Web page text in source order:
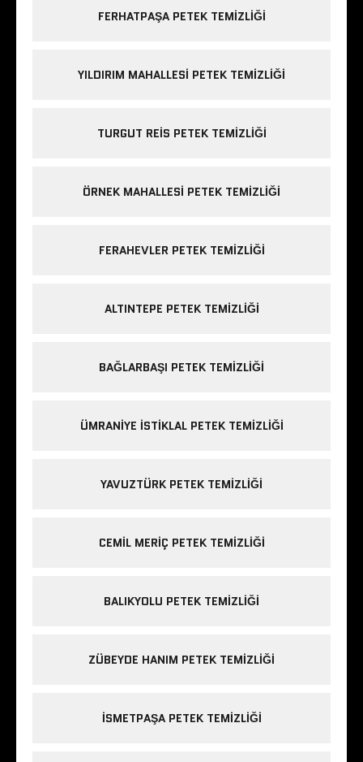
FERHATPAŞA PETEK TEMIZLIĞI
YILDIRIM MAHALLESI PETEK TEMIZLIĞI
TURGUT REIS PETEK TEMIZLIĞI
ÖRNEK MAHALLESI PETEK TEMIZLIĞI
FERAHEVLER PETEK TEMIZLIĞI
ALTINTEPE PETEK TEMIZLIĞI
BAĞLARBAŞI PETEK TEMIZLIĞI
ÜMRANIYE ISTIKLAL PETEK TEMIZLIĞI
YAVUZTÜRK PETEK TEMIZLIĞI
CEMIL MERIÇ PETEK TEMIZLIĞI
BALIKYOLU PETEK TEMIZLIĞI
ZÜBEYDE HANIM PETEK TEMIZLIĞI
ISMETPAŞA PETEK TEMIZLIĞI